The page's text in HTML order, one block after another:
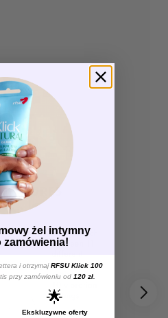
żel intymny
i otrzymajRFSU Klick 100
przy zamówieniu od 120 zł
🌟
Ekskluzywne oferty